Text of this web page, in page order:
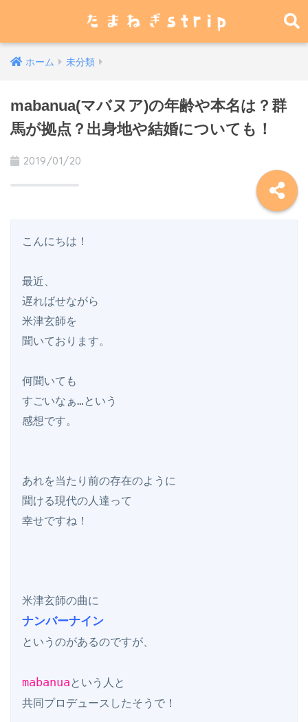
ホーム 未分類
mabanua(マバヌア)の年齢や本名は？群
馬が拠点？出身地や結婚についても！
2019/01/20
こんにちは！
最近、
遅ればせながら
米津玄師を
聞いております。
何聞いても
すごいなぁ…という
感想です。
あれを当たり前の存在のように
聞ける現代の人達って
幸せですね！
ナンバーナイン
というのがあるのですが、
mabanua という人と
共同プロデュースしたそうで！